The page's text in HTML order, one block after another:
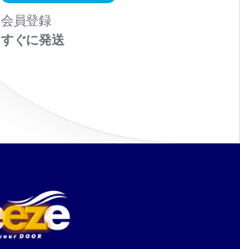
会員登録
すぐに発送